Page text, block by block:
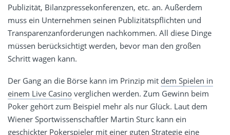
Publizität, Bilanzpressekonferenzen, etc. an. Außerdem
muss ein Unternehmen seinen Publizitätspflichten und
Transparenzanforderungen nachkommen. All diese Dinge
müssen berücksichtigt werden, bevor man den großen
Schritt wagen kann.
Der Gang an die Börse kann im Prinzip mit dem Spielen in
einem Live Casino verglichen werden. Zum Gewinn beim
Poker gehört zum Beispiel mehr als nur Glück. Laut dem
Wiener Sportwissenschaftler Martin Sturc kann ein
geschickter Pokerspieler mit einer guten Strategie eine